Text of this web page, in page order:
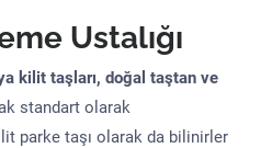
Ustalığı
kilit taşları, doğal taştan ve
standart olarak
parke taşı olarak da bilinirler